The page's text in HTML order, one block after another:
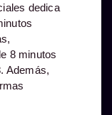
dedica
8 minutos
Además,